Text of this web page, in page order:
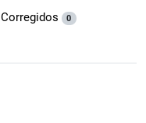
Corregidos 0